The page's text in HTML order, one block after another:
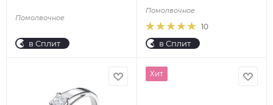
Помолвочное
в Сплит
10
Помолвочное
в Сплит
Хит